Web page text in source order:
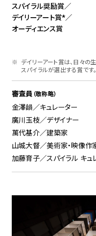
スパイラル奨励賞／
デイリーアート賞*／
オーディエンス賞
デイリーアート賞は、日々の
スパイラルが選出する賞です。
審査員 （敬称略）
金澤韻／キュレーター
廣川玉枝／デザイナー
萬代基介／建築家
山城大督／美術家・映像作
加藤育子／スパイラル キュ